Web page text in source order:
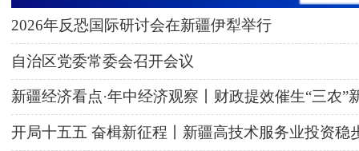
2026年反恐国际研讨会在新疆伊犁举行
自治区党委常委会召开会议
新疆经济看点·年中经济观察丨财政提效催生“三农”
开局十五五 奋楫新征程丨新疆高技术服务业投资稳